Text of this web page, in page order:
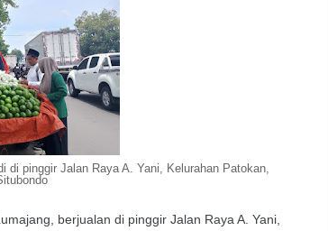
di pinggir Jalan Raya A. Yani, Kelurahan Patokan,
berjualan di pinggir Jalan Raya A. Yani,